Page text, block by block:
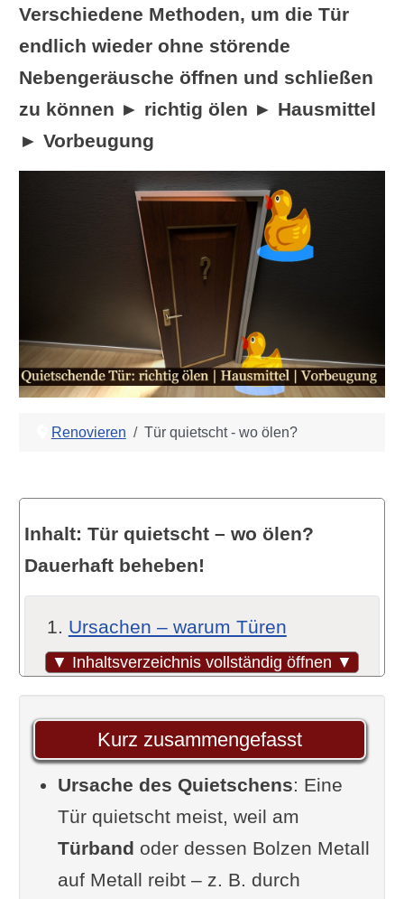
Verschiedene Methoden, um die Tür
endlich wieder ohne störende
Nebengeräusche öffnen und schließen
zu können ► richtig ölen ► Hausmittel
► Vorbeugung
Renovieren Tür quietscht - wo ölen?
▼ Inhaltsverzeichnis vollständig öffnen ▼
Inhalt: Tür quietscht – wo ölen?
Dauerhaft beheben!
Ursachen – warum Türen
überhaupt quietschen
Mit Öl gegen das Quietschen – so
bringst du deine Tür wieder zum
Schweigen
Länger quietschfrei mit
Vaseline oder Kerzenwachs
Typische Fehler beim Tür-Ölen
Videotipps mit "speziellen"
Kurz zusammengefasst
Ursache des Quietschens: Eine
Tür quietscht meist, weil am
Türband oder dessen Bolzen Metall
auf Metall reibt – z. B. durch